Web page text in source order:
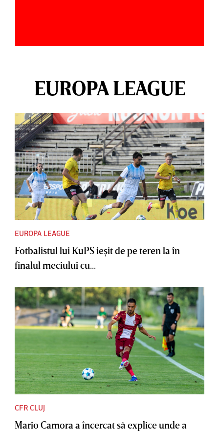
EUROPA LEAGUE
EUROPA LEAGUE
Fotbalistul lui KuPS ieşit de pe teren la în
finalul meciului cu...
CFR CLUJ
Mario Camora a încercat să explice unde a